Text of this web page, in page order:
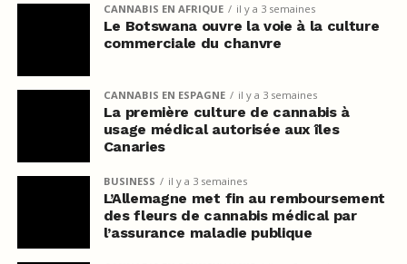
CANNABIS EN AFRIQUE il y a 3 semaines
Le Botswana ouvre la voie à la culture
commerciale du chanvre
CANNABIS EN ESPAGNE il y a 3 semaines
La première culture de cannabis à
usage médical autorisée aux îles
Canaries
BUSINESS il y a 3 semaines
L’Allemagne met fin au remboursement
des fleurs de cannabis médical par
l’assurance maladie publique